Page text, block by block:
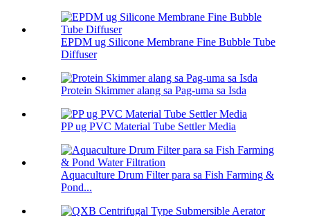
EPDM ug Silicone Membrane Fine Bubble Tube
Diffuser
Protein Skimmer alang sa Pag-uma sa Isda
PP ug PVC Material Tube Settler Media
Aquaculture Drum Filter para sa Fish Farming &
Pond...